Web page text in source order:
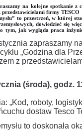
na kolejne spotkanie z
przedstawicielami firmy TESCO
to przestrzeń, w której
dowiedzieć się
tym, jak wygląda praca
zapraszamy
„Godzina dla
z
(środa), godz.
„Kod, roboty,
dostaw Tesco
to doskonała